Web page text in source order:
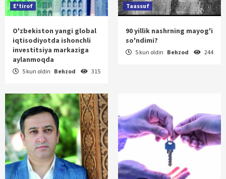
E'tirof
O'zbekiston yangi global
iqtisodiyotda ishonchli
investitsiya markaziga
aylanmoqda
5 kun oldin Behzod 315
Taassuf
90 yillik nashrning mayog'i
so'ndimi?
5 kun oldin Behzod 244